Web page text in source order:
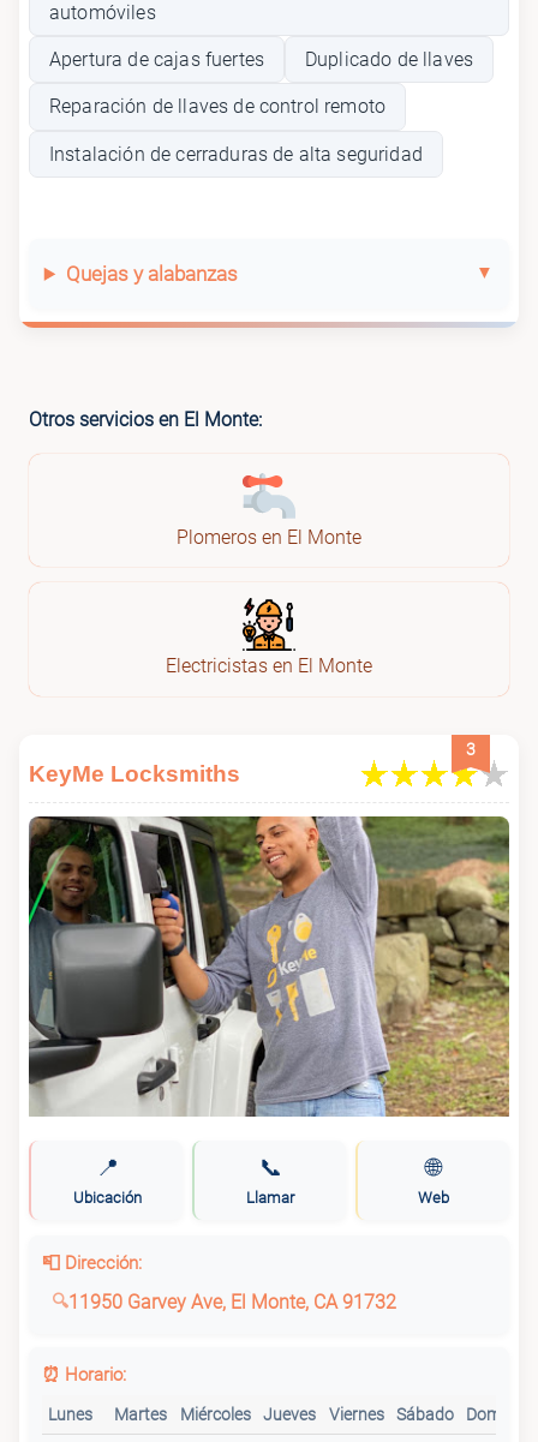
automóviles
Apertura de cajas fuertes Duplicado de llaves
Reparación de llaves de control remoto
Instalación de cerraduras de alta seguridad
Quejas y alabanzas
Otros servicios en El Monte:
Plomeros en El Monte
Electricistas en El Monte
3
KeyMe Locksmiths
📍
Ubicación
📞
Llamar
🌐
Web
📮 Dirección:
11950 Garvey Ave, El Monte, CA 91732
⏰ Horario:
Lunes Martes Miércoles Jueves Viernes Sábado Domingo